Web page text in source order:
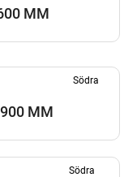
MM
Södra
MM
Södra